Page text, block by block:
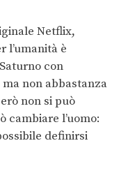
Netflix,
l’umanità è
con
non abbastanza
non si può
cambiare l’uomo:
definirsi